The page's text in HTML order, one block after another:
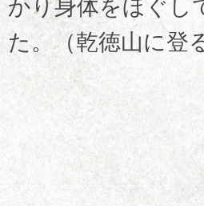
かり身体をほぐし
た。（乾徳山に登